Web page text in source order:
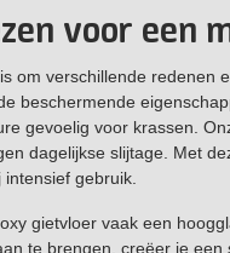
voor een
om verschillende redenen
beschermende
gevoelig voor krassen.
dagelijkse slijtage. Met
gebruik.
gietvloer vaak een
te brengen, creëer je